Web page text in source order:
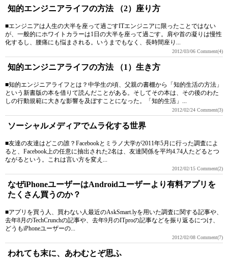
知的エンジニアライフの方法 （2）座り方
■エンジニアは人生の大半を座って過ごすITエンジニアに限ったことではない
が、一般的にホワイトカラーは1日の大半を座って過ごす。肩や首の凝りは慢性
化するし、腰痛にも悩まされる。いうまでもなく、長時間座り...
2012/03/06 Comment(4)
知的エンジニアライフの方法 （1）生き方
■知的エンジニアライフとは？中学生の頃、父親の書棚から「知的生活の方法」
という新書版の本を借りて読んだことがある。そしてその本は、その後のわた
しの行動規範に大きな影響を及ぼすことになった。「知的生活」...
2012/02/24 Comment(3)
ソーシャルメディアでムラ化する世界
■友達の友達はどこの誰？Facebookとミラノ大学が2011年5月に行った調査によ
ると、Facebook上の任意に抽出された2名は、友達関係を平均4.74人たどるとつ
ながるという。これは言い方を変え...
2012/02/15 Comment(2)
なぜiPhoneユーザーはAndroidユーザーより有料アプリを
たくさん買うのか？
■アプリを買う人、買わない人最近のAskSmart.lyを用いた調査に関する記事や、
去年8月のTechCrunchの記事や、去年9月のITproの記事などを振り返るにつけ、
どうもiPhoneユーザーの...
2012/02/08 Comment(7)
われても末に、あわむとぞ思ふ